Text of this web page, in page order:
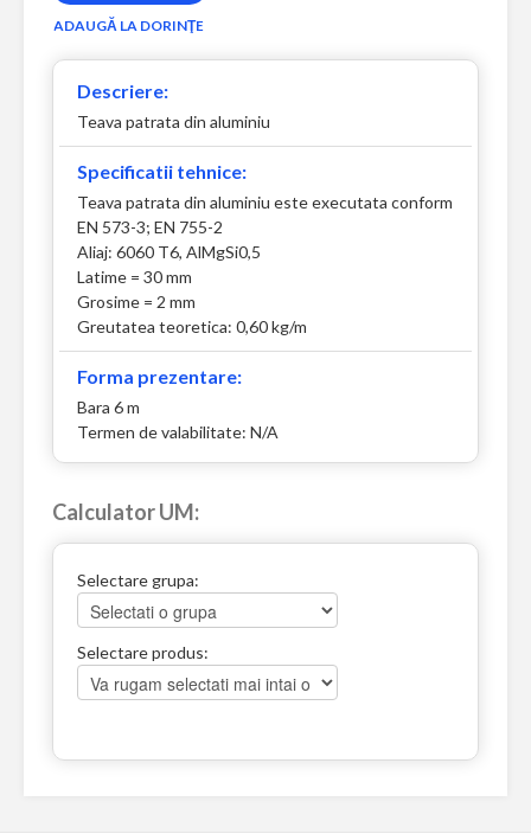
Descriere:
Teava patrata din aluminiu
Specificatii tehnice:
Teava patrata din aluminiu este executata conform
EN 573-3; EN 755-2
Aliaj: 6060 T6, AlMgSi0,5
Latime = 30 mm
Grosime = 2 mm
Greutatea teoretica: 0,60 kg/m
Forma prezentare:
Bara 6 m
Termen de valabilitate: N/A
Calculator UM:
Selectare grupa:
Selectare produs: